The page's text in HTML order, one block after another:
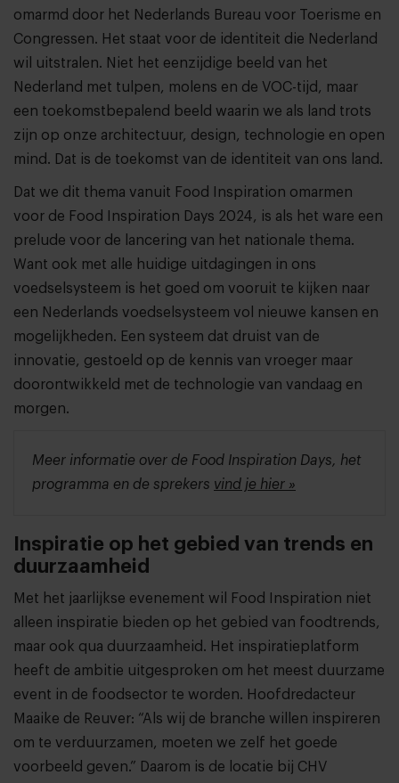
omarmd door het Nederlands Bureau voor Toerisme en
Congressen. Het staat voor de identiteit die Nederland
wil uitstralen. Niet het eenzijdige beeld van het
Nederland met tulpen, molens en de VOC-tijd, maar
een toekomstbepalend beeld waarin we als land trots
zijn op onze architectuur, design, technologie en open
mind. Dat is de toekomst van de identiteit van ons land.
Dat we dit thema vanuit Food Inspiration omarmen
voor de Food Inspiration Days 2024, is als het ware een
prelude voor de lancering van het nationale thema.
Want ook met alle huidige uitdagingen in ons
voedselsysteem is het goed om vooruit te kijken naar
een Nederlands voedselsysteem vol nieuwe kansen en
mogelijkheden. Een systeem dat druist van de
innovatie, gestoeld op de kennis van vroeger maar
doorontwikkeld met de technologie van vandaag en
morgen.
Meer informatie over de Food Inspiration Days, het
programma en de sprekers vind je hier »
Inspiratie op het gebied van trends en
duurzaamheid
Met het jaarlijkse evenement wil Food Inspiration niet
alleen inspiratie bieden op het gebied van foodtrends,
maar ook qua duurzaamheid. Het inspiratieplatform
heeft de ambitie uitgesproken om het meest duurzame
event in de foodsector te worden. Hoofdredacteur
Maaike de Reuver: “Als wij de branche willen inspireren
om te verduurzamen, moeten we zelf het goede
voorbeeld geven.” Daarom is de locatie bij CHV